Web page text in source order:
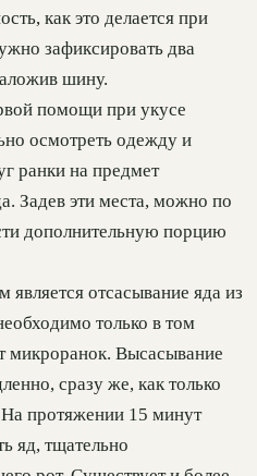
как это делается при
зафиксировать два
шину.
помощи при укусе
осмотреть одежду и
ранки на предмет
Задев эти места, можно по
дополнительную порцию
отсасывание яда из
только в том
микроранок. Высасывание
сразу же, как только
протяжении 15 минут
яд, тщательно